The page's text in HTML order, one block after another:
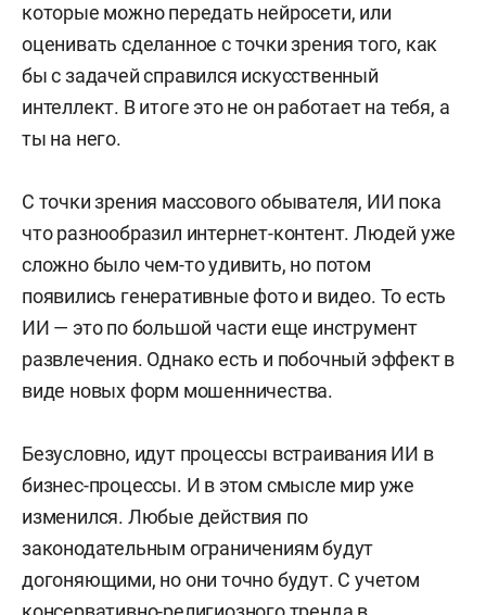
которые можно передать нейросети, или
оценивать сделанное с точки зрения того, как
бы с задачей справился искусственный
интеллект. В итоге это не он работает на тебя, а
ты на него.
С точки зрения массового обывателя, ИИ пока
что разнообразил интернет-контент. Людей уже
сложно было чем-то удивить, но потом
появились генеративные фото и видео. То есть
ИИ — это по большой части еще инструмент
развлечения. Однако есть и побочный эффект в
виде новых форм мошенничества.
Безусловно, идут процессы встраивания ИИ в
бизнес-процессы. И в этом смысле мир уже
изменился. Любые действия по
законодательным ограничениям будут
догоняющими, но они точно будут. С учетом